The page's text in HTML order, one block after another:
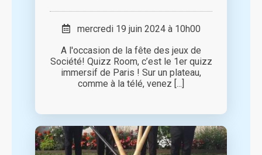
mercredi 19 juin 2024 à 10h00
A l'occasion de la fête des jeux de
Société! Quizz Room, c’est le 1er quizz
immersif de Paris ! Sur un plateau,
comme à la télé, venez [...]